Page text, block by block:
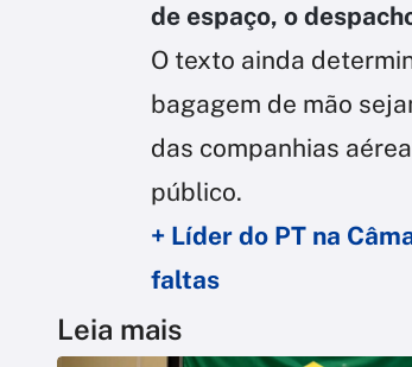
de espaço, o
O texto ainda
bagagem de mão
das companhias
público.
+ Líder do PT na
faltas
Leia mais